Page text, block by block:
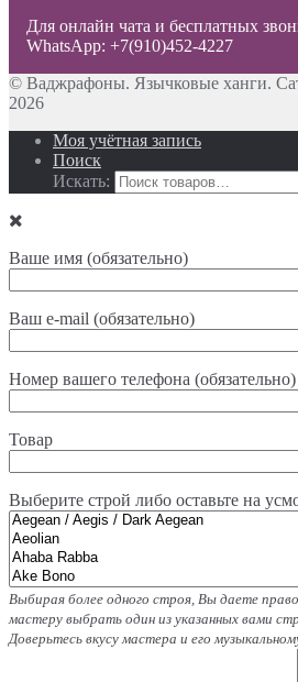
Для онлайн чата и бесплатных
WhatsApp: +7(910)452-4227
© Ваджрафоны. Язычковые ханги.
2026
Моя учётная запись
Поиск
Искать:
Ваше имя (обязательно)
Ваш e-mail (обязательно)
Номер вашего телефона (обязательно)
Товар
Выберите строй либо оставьте на
Выбирая более одного строя, Вы даете
мастеру выбрать один из указанных вами
Доверьтесь вкусу мастера и его